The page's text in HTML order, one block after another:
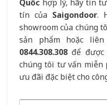
Quốc hợp lý, hãy tin
tín của Saigondoor.
showroom của chúng
sản phẩm hoặc
0844.308.308 để
chúng tôi tư vấn
ưu đãi đặc biệt cho